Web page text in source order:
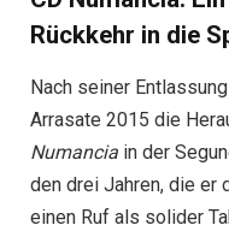
Rückkehr in die
Nach seiner
Arrasate 2015 die
Numancia in der
den drei Jahren, die er
einen Ruf als solider